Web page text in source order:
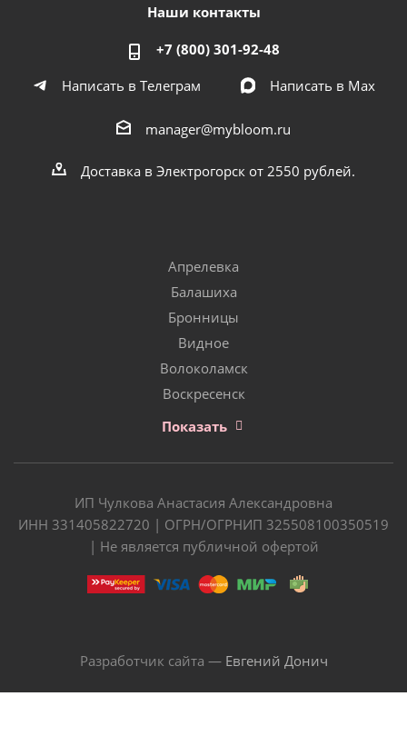
Наши контакты
+7 (800) 301-92-48
Написать в Телеграм
Написать в Мах
manager@mybloom.ru
Доставка в Электрогорск от 2550 рублей.
Апрелевка
Балашиха
Бронницы
Видное
Волоколамск
Воскресенск
Показать
ИП Чулкова Анастасия Александровна
ИНН 331405822720 | ОГРН/ОГРНИП 325508100350519
| Не является публичной офертой
Разработчик сайта — Евгений Донич